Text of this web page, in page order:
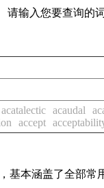
请输入您要查询的
acatalectic acaudal
accept
本涵盖了全部